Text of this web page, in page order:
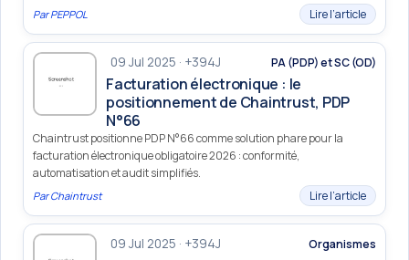
ParPEPPOL Lire l’article
09 Jul 2025 · +394J PA (PDP) et SC (OD)
Facturation électronique : le
positionnement de Chaintrust, PDP
N°66
Chaintrust positionne PDP N°66 comme solution phare pour la
facturation électronique obligatoire 2026 : conformité,
automatisation et audit simplifiés.
ParChaintrust Lire l’article
09 Jul 2025 · +394J Organismes